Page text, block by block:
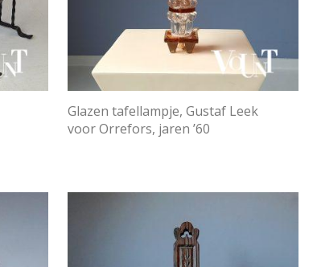
Glazen tafellampje, Gustaf Leek
voor Orrefors, jaren ’60